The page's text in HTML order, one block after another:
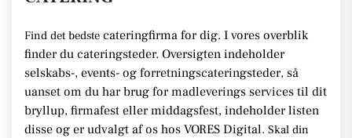
Find det bedste cateringfirma for dig. I vores overblik
finder du cateringsteder. Oversigten indeholder
selskabs-, events- og forretningscateringsteder, så
uanset om du har brug for madleverings services til dit
bryllup, firmafest eller middagsfest, indeholder listen
disse og er udvalgt af os hos VORES Digital. Skal din